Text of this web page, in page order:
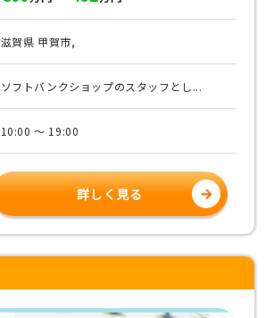
滋賀県 甲賀市,
ソフトバンクショップのスタッフとし...
10:00 ～ 19:00
詳しく見る